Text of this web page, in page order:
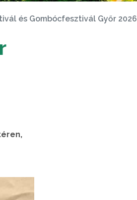
és Gombócfesztivál Győr 2026